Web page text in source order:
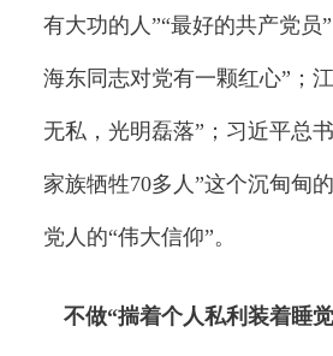
有大功的人”“最好的共产党员
海东同志对党有一颗红心”；
无私，光明磊落”；习近平总
家族牺牲70多人”这个沉甸甸
党人的“伟大信仰”。
不做“揣着个人私利装着睡